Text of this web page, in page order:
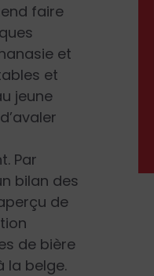
faire
et
et
jeune
Par
bilan des
de
de bière
la belge.